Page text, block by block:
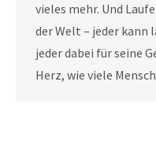
vieles mehr. Und
der Welt – jeder kann
jeder dabei für seine
Herz, wie viele